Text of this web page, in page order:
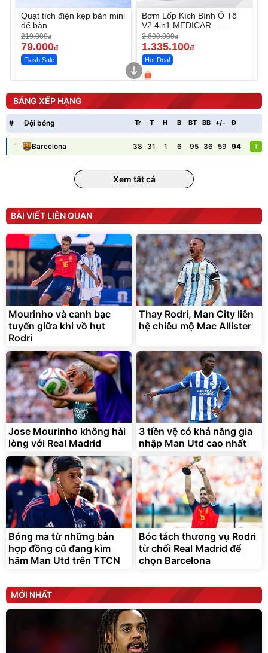
Quạt tích điện kẹp bàn mini
để bàn
219.000đ
79.000đ
Flash Sale
Bơm Lốp Kích Bình Ô Tô
V2 4in1 MEDICAR –
12.000mAh
2.690.000đ
1.335.100đ
Hot Deal
Máy ép chậm trái cây
Elmich JEE 1855OL
3.000.000
2.143.650
Flash Sale
Máy rửa xe cầm tay xịt rửa
cao áp có tạo bọt tuyết
399.000
Bạt phủ xe ô tô cao cấp,
tráng nhôm 03 lớp
392.000đ
325.000đ
Đã bán nhiều
Xe đạp điện trợ lực G-
Force C14 gấp gọn bỏ cốp
tiện lợi
9.900.000đ
7.092.000đ
Đang xem nhiều
BẢNG XẾP HẠNG
# Đội bóng Tr T H B BT BB +/- Đ
1 Barcelona 38 31 1 6 95 36 59 94 T
Xem tất cả
BÀI VIẾT LIÊN QUAN
Mourinho và canh bạc
tuyến giữa khi vồ hụt
Rodri
Thay Rodri, Man City liên
hệ chiêu mộ Mac Allister
Jose Mourinho không hài
lòng với Real Madrid
3 tiền vệ có khả năng gia
nhập Man Utd cao nhất
Bóng ma từ những bản
hợp đồng cũ đang kìm
hãm Man Utd trên TTCN
Bóc tách thương vụ Rodri
từ chối Real Madrid để
chọn Barcelona
MỚI NHẤT